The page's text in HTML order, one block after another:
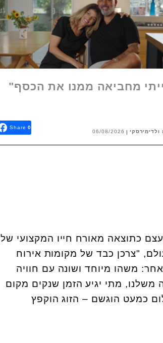
מחביאה ממנו את הכסף"
ולדימירסקי 06/08/2026
Share 0
כתוצאה מאורח חייו המקצועי של
"צרכן כבד של מקומות אירוח
משהו מיוחד ושונה עם חוויה
מתי יגיע הזמן שנקים מקום
כמעט הוגשם – הזוג הוקפץ